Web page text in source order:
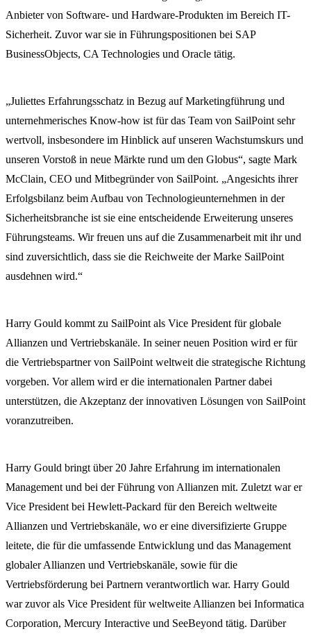
Anbieter von Software- und Hardware-Produkten im Bereich IT-
Sicherheit. Zuvor war sie in Führungspositionen bei SAP
BusinessObjects, CA Technologies und Oracle tätig.
„Juliettes Erfahrungsschatz in Bezug auf Marketingführung und
unternehmerisches Know-how ist für das Team von SailPoint sehr
wertvoll, insbesondere im Hinblick auf unseren Wachstumskurs und
unseren Vorstoß in neue Märkte rund um den Globus“, sagte Mark
McClain, CEO und Mitbegründer von SailPoint. „Angesichts ihrer
Erfolgsbilanz beim Aufbau von Technologieunternehmen in der
Sicherheitsbranche ist sie eine entscheidende Erweiterung unseres
Führungsteams. Wir freuen uns auf die Zusammenarbeit mit ihr und
sind zuversichtlich, dass sie die Reichweite der Marke SailPoint
ausdehnen wird.“
Harry Gould kommt zu SailPoint als Vice President für globale
Allianzen und Vertriebskanäle. In seiner neuen Position wird er für
die Vertriebspartner von SailPoint weltweit die strategische Richtung
vorgeben. Vor allem wird er die internationalen Partner dabei
unterstützen, die Akzeptanz der innovativen Lösungen von SailPoint
voranzutreiben.
Harry Gould bringt über 20 Jahre Erfahrung im internationalen
Management und bei der Führung von Allianzen mit. Zuletzt war er
Vice President bei Hewlett-Packard für den Bereich weltweite
Allianzen und Vertriebskanäle, wo er eine diversifizierte Gruppe
leitete, die für die umfassende Entwicklung und das Management
globaler Allianzen und Vertriebskanäle, sowie für die
Vertriebsförderung bei Partnern verantwortlich war. Harry Gould
war zuvor als Vice President für weltweite Allianzen bei Informatica
Corporation, Mercury Interactive und SeeBeyond tätig. Darüber